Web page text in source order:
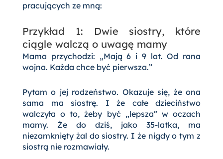
pracujących ze mną:
Przykład 1: Dwie siostry, które
ciągle walczą o uwagę mamy
Mama przychodzi: „Mają 6 i 9 lat. Od rana
wojna. Każda chce być pierwsza.”
Pytam o jej rodzeństwo. Okazuje się, że ona
sama ma siostrę. I że całe dzieciństwo
walczyła o to, żeby być „lepsza” w oczach
mamy. Że do dziś, jako 35-latka, ma
niezamknięty żal do siostry. I że nigdy o tym z
siostrą nie rozmawiały.